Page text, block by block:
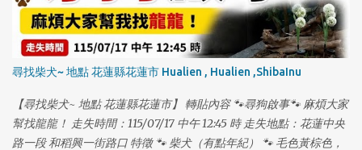
尋找柴犬~ 地點 花蓮縣花蓮市 Hualien , Hualien ,ShibaInu
【尋找柴犬~ 地點 花蓮縣花蓮市】 轉貼內容 🐾尋狗啟事🐾 麻煩大家
幫找龍龍！ 走失時間：115/07/17 中午 12:45 時 走失地點：花蓮中央
路一段 和稻興一街路口 特徵 🐾 柴犬（有點年紀） 🐾 毛色黃棕色，